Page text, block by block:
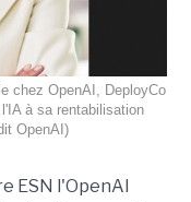
chez OpenAI, DeployCo
à sa rentabilisation
OpenAI)
ESN l'OpenAI